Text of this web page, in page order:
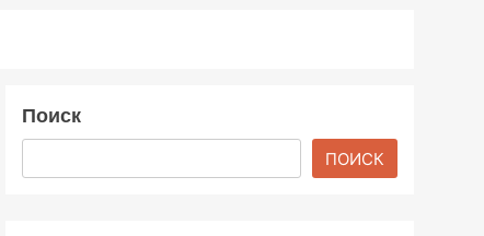
Поиск
ПОИСК